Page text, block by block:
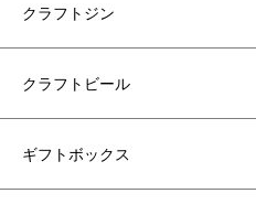
クラフトジン
クラフトビール
ギフトボックス